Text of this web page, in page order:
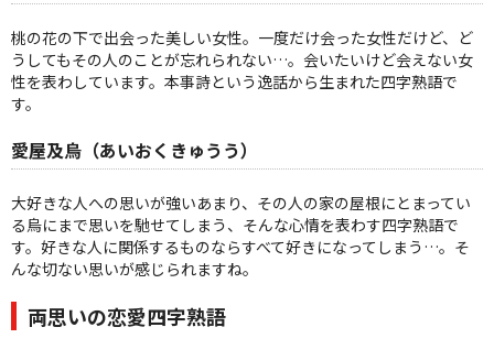
桃の花の下で出会った美しい女性。一度だけ会った女性だけど、ど
うしてもその人のことが忘れられない…。会いたいけど会えない女
性を表わしています。本事詩という逸話から生まれた四字熟語で
す。
愛屋及烏（あいおくきゅうう）
大好きな人への思いが強いあまり、その人の家の屋根にとまってい
る烏にまで思いを馳せてしまう、そんな心情を表わす四字熟語で
す。好きな人に関係するものならすべて好きになってしまう…。そ
んな切ない思いが感じられますね。
両思いの恋愛四字熟語